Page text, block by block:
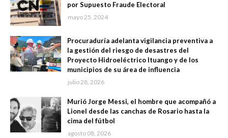
por Supuesto Fraude Electoral
mayo 25, 2024
Procuraduría adelanta vigilancia preventiva a
la gestión del riesgo de desastres del
Proyecto Hidroeléctrico Ituango y de los
municipios de su área de influencia
julio 28, 2026
Murió Jorge Messi, el hombre que acompañó a
Lionel desde las canchas de Rosario hasta la
cima del fútbol
agosto 08, 2026